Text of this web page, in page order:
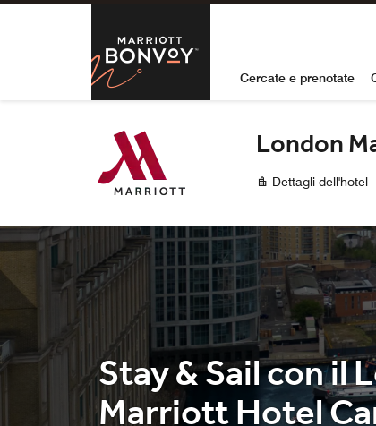
Skip to Content
MarriottCercate e prenotate
London
Dettagli dell'hotel
Stay & Sail con il
Marriott Hotel